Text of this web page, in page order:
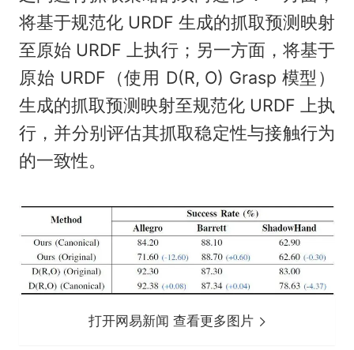
将基于规范化 URDF 生成的抓取预测映射
至原始 URDF 上执行；另一方面，将基于
原始 URDF（使用 D(R, O) Grasp 模型）
生成的抓取预测映射至规范化 URDF 上执
行，并分别评估其抓取稳定性与接触行为
的一致性。
打开网易新闻 查看更多图片